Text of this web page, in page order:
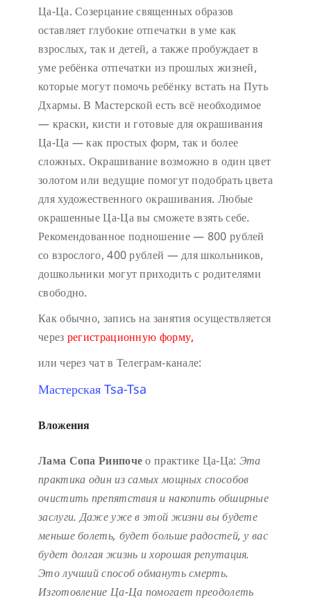
Ца-Ца. Созерцание священных образов
оставляет глубокие отпечатки в уме как
взрослых, так и детей, а также пробуждает в
уме ребёнка отпечатки из прошлых жизней,
которые могут помочь ребёнку встать на Путь
Дхармы. В Мастерской есть всё необходимое
— краски, кисти и готовые для окрашивания
Ца-Ца — как простых форм, так и более
сложных. Окрашивание возможно в один цвет
золотом или ведущие помогут подобрать цвета
для художественного окрашивания. Любые
окрашенные Ца-Ца вы сможете взять себе.
Рекомендованное подношение — 800 рублей
со взрослого, 400 рублей — для школьников,
дошкольники могут приходить с родителями
свободно.
Как обычно, запись на занятия осуществляется
через регистрационную форму,
или через чат в Телеграм-канале:
Мастерская Tsa-Tsa
Вложения
Лама Сопа Ринпочео практике Ца-Ца: Эта
практика один из самых мощных способов
очистить препятствия и накопить обширные
заслуги. Даже уже в этой жизни вы будете
меньше болеть, будет больше радостей, у вас
будет долгая жизнь и хорошая репутация.
Это лучший способ обмануть смерть.
Изготовление Ца-Ца помогает преодолеть